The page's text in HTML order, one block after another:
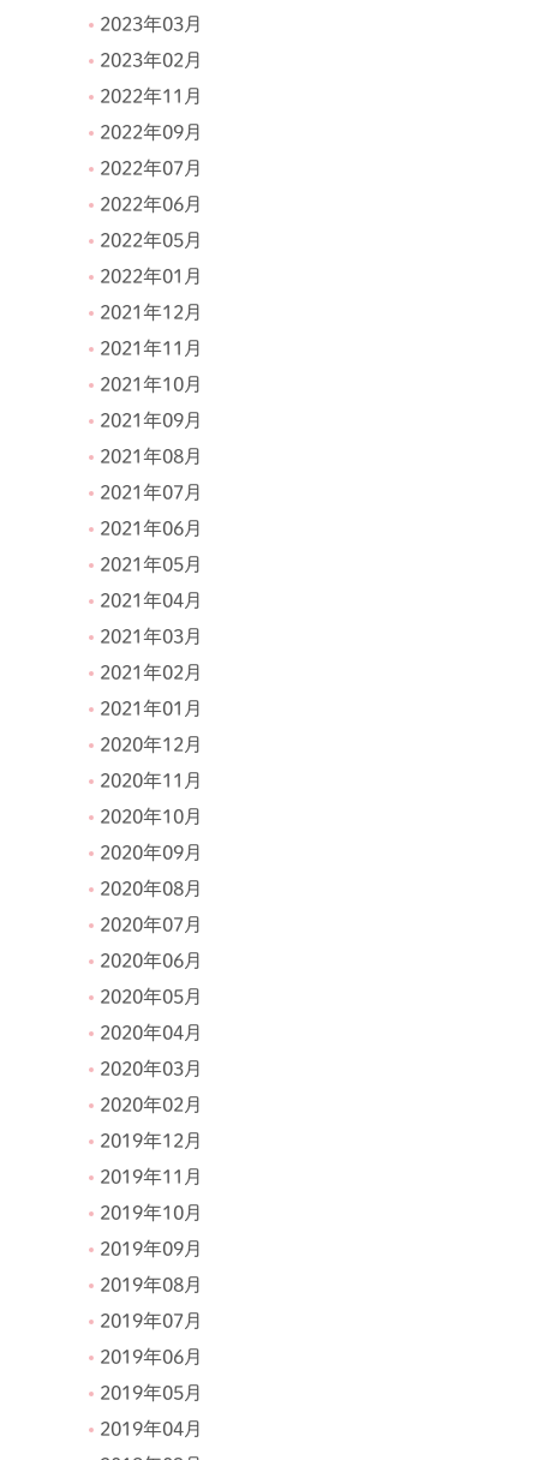
2023年03月
2023年02月
2022年11月
2022年09月
2022年07月
2022年06月
2022年05月
2022年01月
2021年12月
2021年11月
2021年10月
2021年09月
2021年08月
2021年07月
2021年06月
2021年05月
2021年04月
2021年03月
2021年02月
2021年01月
2020年12月
2020年11月
2020年10月
2020年09月
2020年08月
2020年07月
2020年06月
2020年05月
2020年04月
2020年03月
2020年02月
2019年12月
2019年11月
2019年10月
2019年09月
2019年08月
2019年07月
2019年06月
2019年05月
2019年04月